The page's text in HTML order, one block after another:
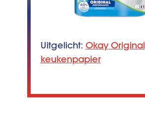
Uitgelicht: Okay Original
keukenpapier